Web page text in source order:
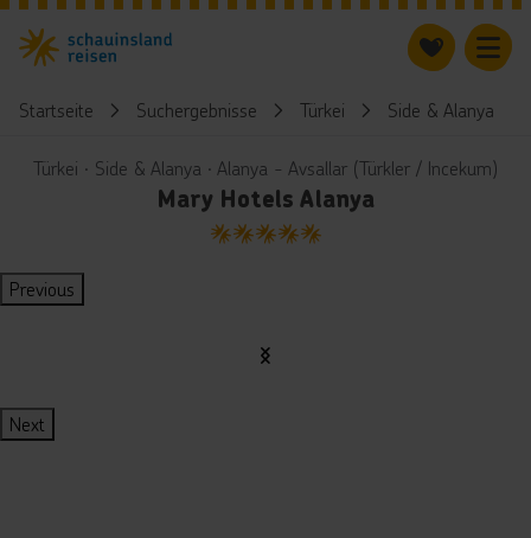
Startseite Suchergebnisse Türkei Side & Alanya
Türkei ∙ Side & Alanya ∙ Alanya - Avsallar (Türkler / Incekum)
Mary Hotels Alanya
5
Previous
Next